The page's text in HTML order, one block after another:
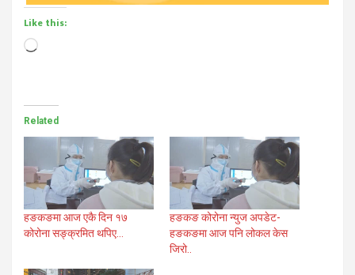
Like this:
Loading…
Related
हङकङमा आज एकै दिन १७
कोरोना सङ्क्रमित थपिए…
हङकङ कोरोना न्युज अपडेट-
हङकङमा आज पनि लोकल केस
जिरो..